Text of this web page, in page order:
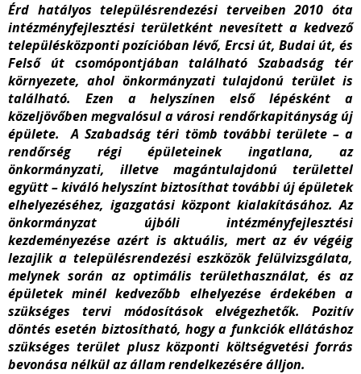
Érd hatályos településrendezési terveiben 2010 óta
intézményfejlesztési területként nevesített a kedvező
településközponti pozícióban lévő, Ercsi út, Budai út, és
Felső út csomópontjában található Szabadság tér
környezete, ahol önkormányzati tulajdonú terület is
található. Ezen a helyszínen első lépésként a
közeljövőben megvalósul a városi rendőrkapitányság új
épülete. A Szabadság téri tömb további területe – a
rendőrség régi épületeinek ingatlana, az
önkormányzati, illetve magántulajdonú területtel
együtt – kiváló helyszínt biztosíthat további új épületek
elhelyezéséhez, igazgatási központ kialakításához. Az
önkormányzat újbóli intézményfejlesztési
kezdeményezése azért is aktuális, mert az év végéig
lezajlik a településrendezési eszközök felülvizsgálata,
melynek során az optimális területhasználat, és az
épületek minél kedvezőbb elhelyezése érdekében a
szükséges tervi módosítások elvégezhetők. Pozitív
döntés esetén biztosítható, hogy a funkciók ellátáshoz
szükséges terület plusz központi költségvetési forrás
bevonása nélkül az állam rendelkezésére álljon.